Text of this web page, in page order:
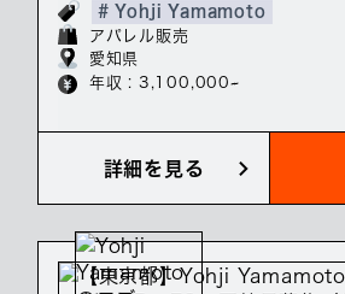
# Yohji Yamamoto
アパレル販売
愛知県
年収 : 3,100,000~
詳細を見る